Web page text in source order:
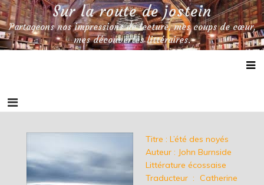
Skip
to
content
Sur la route de jostein
Partageons nos impressions de lecture, mes coups de cœur,
mes découvertes littéraires.
Titre : L’été des noyés
Auteur : John Burnside
Littérature écossaise
Traducteur : Catherine